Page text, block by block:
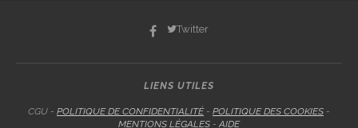
Twitter
LIENS UTILES
CGU - POLITIQUE DE CONFIDENTIALITÉ- POLITIQUE DES COOKIES -
MENTIONS LÉGALES -AIDE